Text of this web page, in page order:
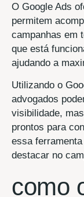
O Google Ads
permitem
campanhas em
que está
ajudando a
Utilizando o
advogados
visibilidade,
prontos para
essa
destacar no
como